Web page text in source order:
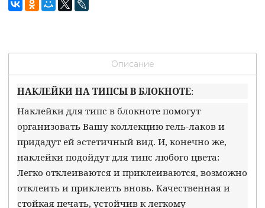
Описание
НАКЛЕЙКИ НА ТИПСЫ В БЛОКНОТЕ:
Наклейки для типс в блокноте помогут
организовать Вашу коллекцию гель-лаков и
придадут ей эстетичный вид. И, конечно же,
наклейки подойдут для типс любого цвета:
Легко отклеиваются и приклеиваются, возможно
отклеить и приклеить вновь. Качественная и
стойкая печать, устойчив к легкому